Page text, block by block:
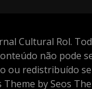
Cultural Rol.
não pode
ou redistribuído
Theme by Seos